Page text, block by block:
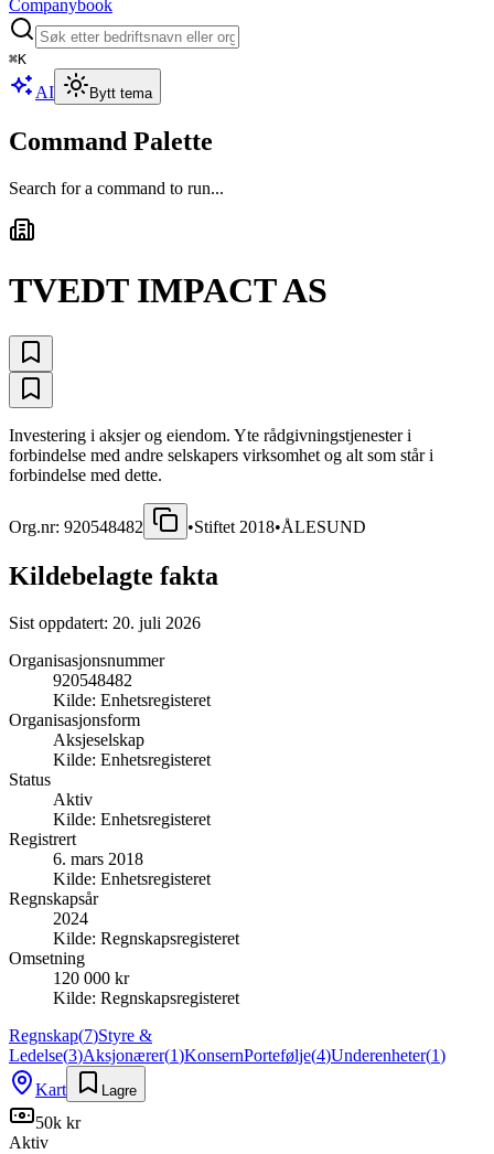
Companybook
⌘K
AI Bytt tema
Command Palette
Search for a command to run...
TVEDT IMPACT AS
Investering i aksjer og eiendom. Yte rådgivningstjenester i
forbindelse med andre selskapers virksomhet og alt som står i
forbindelse med dette.
Org.nr: 920548482 •Stiftet 2018•ÅLESUND
Kildebelagte fakta
Sist oppdatert: 20. juli 2026
Organisasjonsnummer
920548482
Kilde: Enhetsregisteret
Organisasjonsform
Aksjeselskap
Kilde: Enhetsregisteret
Status
Aktiv
Kilde: Enhetsregisteret
Registrert
6. mars 2018
Kilde: Enhetsregisteret
Regnskapsår
2024
Kilde: Regnskapsregisteret
Omsetning
120 000 kr
Kilde: Regnskapsregisteret
Regnskap(7)Styre &
Ledelse(3)Aksjonærer(1)KonsernPortefølje(4)Underenheter(1)
Kart
Lagre
50k kr
Aktiv